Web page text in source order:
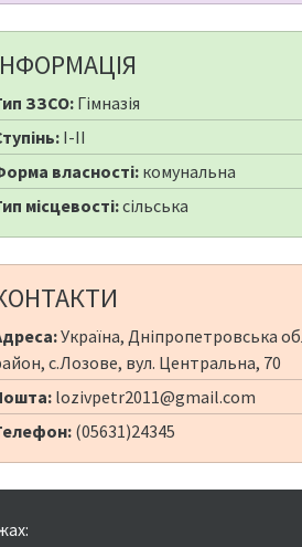
ЗЗСО: Гімназія
I-II
власності: комунальна
місцевості:сільська
Україна, Дніпропетровська
с.Лозове, вул. Центральна, 70
lozivpetr2011@gmail.com
(05631)24345